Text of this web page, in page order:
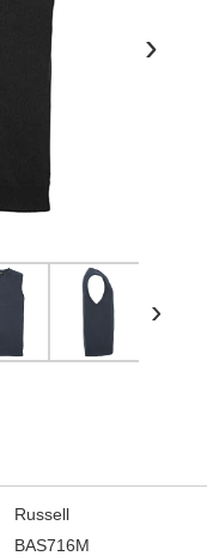
›
›
Russell
BAS716M